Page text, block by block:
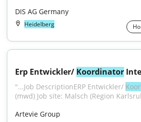
DIS AG Germany
Heidelberg
Erp Entwickler/ Koordinator
"...Job DescriptionERP Entwickler/
(mwd) Job site: Malsch (Region
Artevie Group